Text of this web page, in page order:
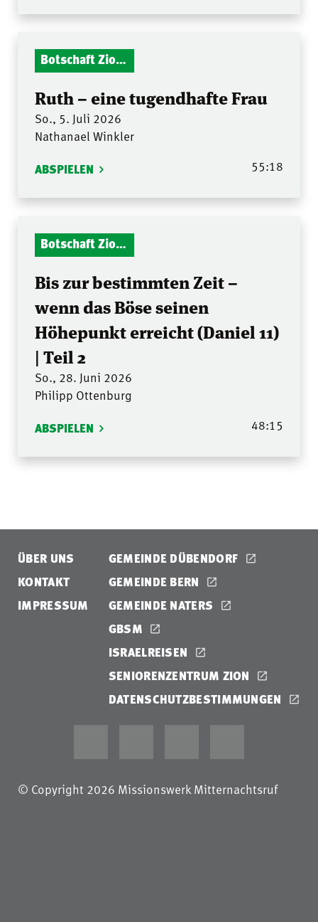
Botschaft Zionshalle
Ruth – eine tugendhafte Frau
So., 5. Juli 2026
Nathanael Winkler
ABSPIELEN 55:18
Botschaft Zionshalle
Bis zur bestimmten Zeit –
wenn das Böse seinen
Höhepunkt erreicht (Daniel 11)
| Teil 2
So., 28. Juni 2026
Philipp Ottenburg
ABSPIELEN 48:15
ÜBER UNS
KONTAKT
IMPRESSUM
GEMEINDE DÜBENDORF
GEMEINDE BERN
GEMEINDE NATERS
GBSM
ISRAELREISEN
SENIORENZENTRUM ZION
DATENSCHUTZBESTIMMUNGEN
© Copyright 2026 Missionswerk Mitternachtsruf